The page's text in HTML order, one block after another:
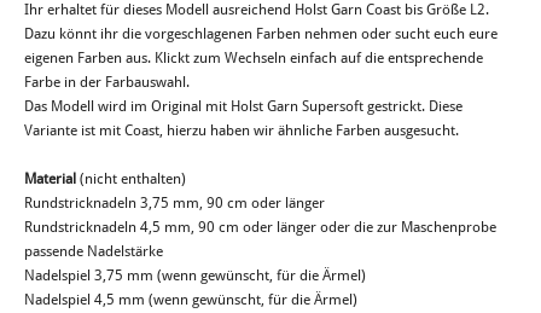
Ihr erhaltet für dieses Modell ausreichend Holst Garn Coast bis Größe L2.
Dazu könnt ihr die vorgeschlagenen Farben nehmen oder sucht euch eure
eigenen Farben aus. Klickt zum Wechseln einfach auf die entsprechende
Farbe in der Farbauswahl.
Das Modell wird im Original mit Holst Garn Supersoft gestrickt. Diese
Variante ist mit Coast, hierzu haben wir ähnliche Farben ausgesucht.
Material (nicht enthalten)
Rundstricknadeln 3,75 mm, 90 cm oder länger
Rundstricknadeln 4,5 mm, 90 cm oder länger oder die zur Maschenprobe
passende Nadelstärke
Nadelspiel 3,75 mm (wenn gewünscht, für die Ärmel)
Nadelspiel 4,5 mm (wenn gewünscht, für die Ärmel)